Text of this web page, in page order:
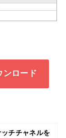
ロード
チチャネルを